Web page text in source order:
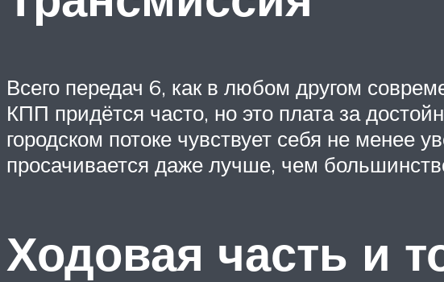
Всего передач 6, как в любом другом
КПП придётся часто, но это плата за
городском потоке чувствует себя не менее
просачивается даже лучше, чем
Ходовая часть и